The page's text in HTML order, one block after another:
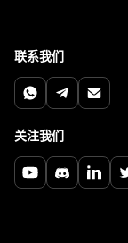
联系我们
关注我们